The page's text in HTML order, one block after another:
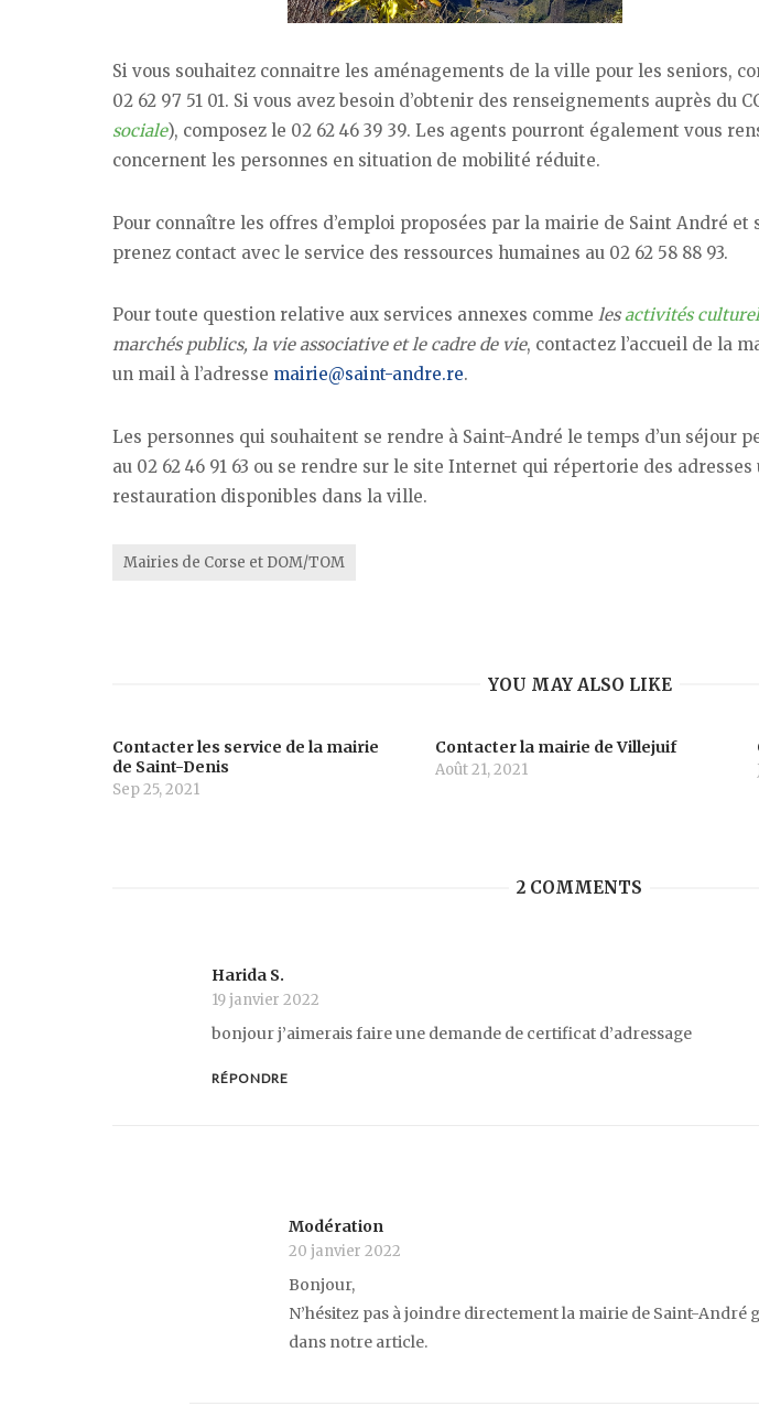
Si vous souhaitez connaitre les aménagements de la ville pour les seniors,
02 62 97 51 01. Si vous avez besoin d’obtenir des renseignements auprès du
sociale), composez le 02 62 46 39 39. Les agents pourront également vous
concernent les personnes en situation de mobilité réduite.
Pour connaître les offres d’emploi proposées par la mairie de Saint André
prenez contact avec le service des ressources humaines au 02 62 58 88 93.
Pour toute question relative aux services annexes comme lesactivités
marchés publics, la vie associative et le cadre de vie, contactez l’accueil de la
un mail à l’adresse mairie@saint-andre.re.
Les personnes qui souhaitent se rendre à Saint-André le temps d’un séjour
au 02 62 46 91 63 ou se rendre sur le site Internet qui répertorie des
restauration disponibles dans la ville.
Mairies de Corse et DOM/TOM
YOU MAY ALSO LIKE
Contacter les service de la mairie
de Saint-Denis
Sep 25, 2021
Contacter la mairie de Villejuif
Août 21, 2021
2 COMMENTS
Harida S.
19 janvier 2022
bonjour j’aimerais faire une demande de certificat d’adressage
RÉPONDRE
Modération
20 janvier 2022
Bonjour,
N’hésitez pas à joindre directement la mairie de Saint-André
dans notre article.